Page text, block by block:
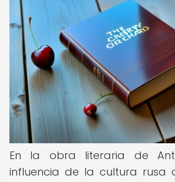
En la obra literaria de
influencia de la cultura rusa